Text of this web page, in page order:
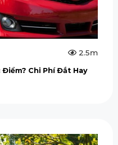
2.5m
Điểm? Chi Phí Đắt Hay